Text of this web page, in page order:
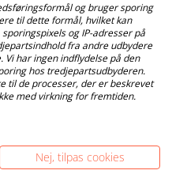
og bruger sporing
til dette formål, hvilket kan
og IP-adresser på
fra andre udbydere
har ingen indflydelse på den
hos tredjepartsudbyderen.
til de processer, der er beskrevet
med virkning for fremtiden.
Nej, tilpas cookies